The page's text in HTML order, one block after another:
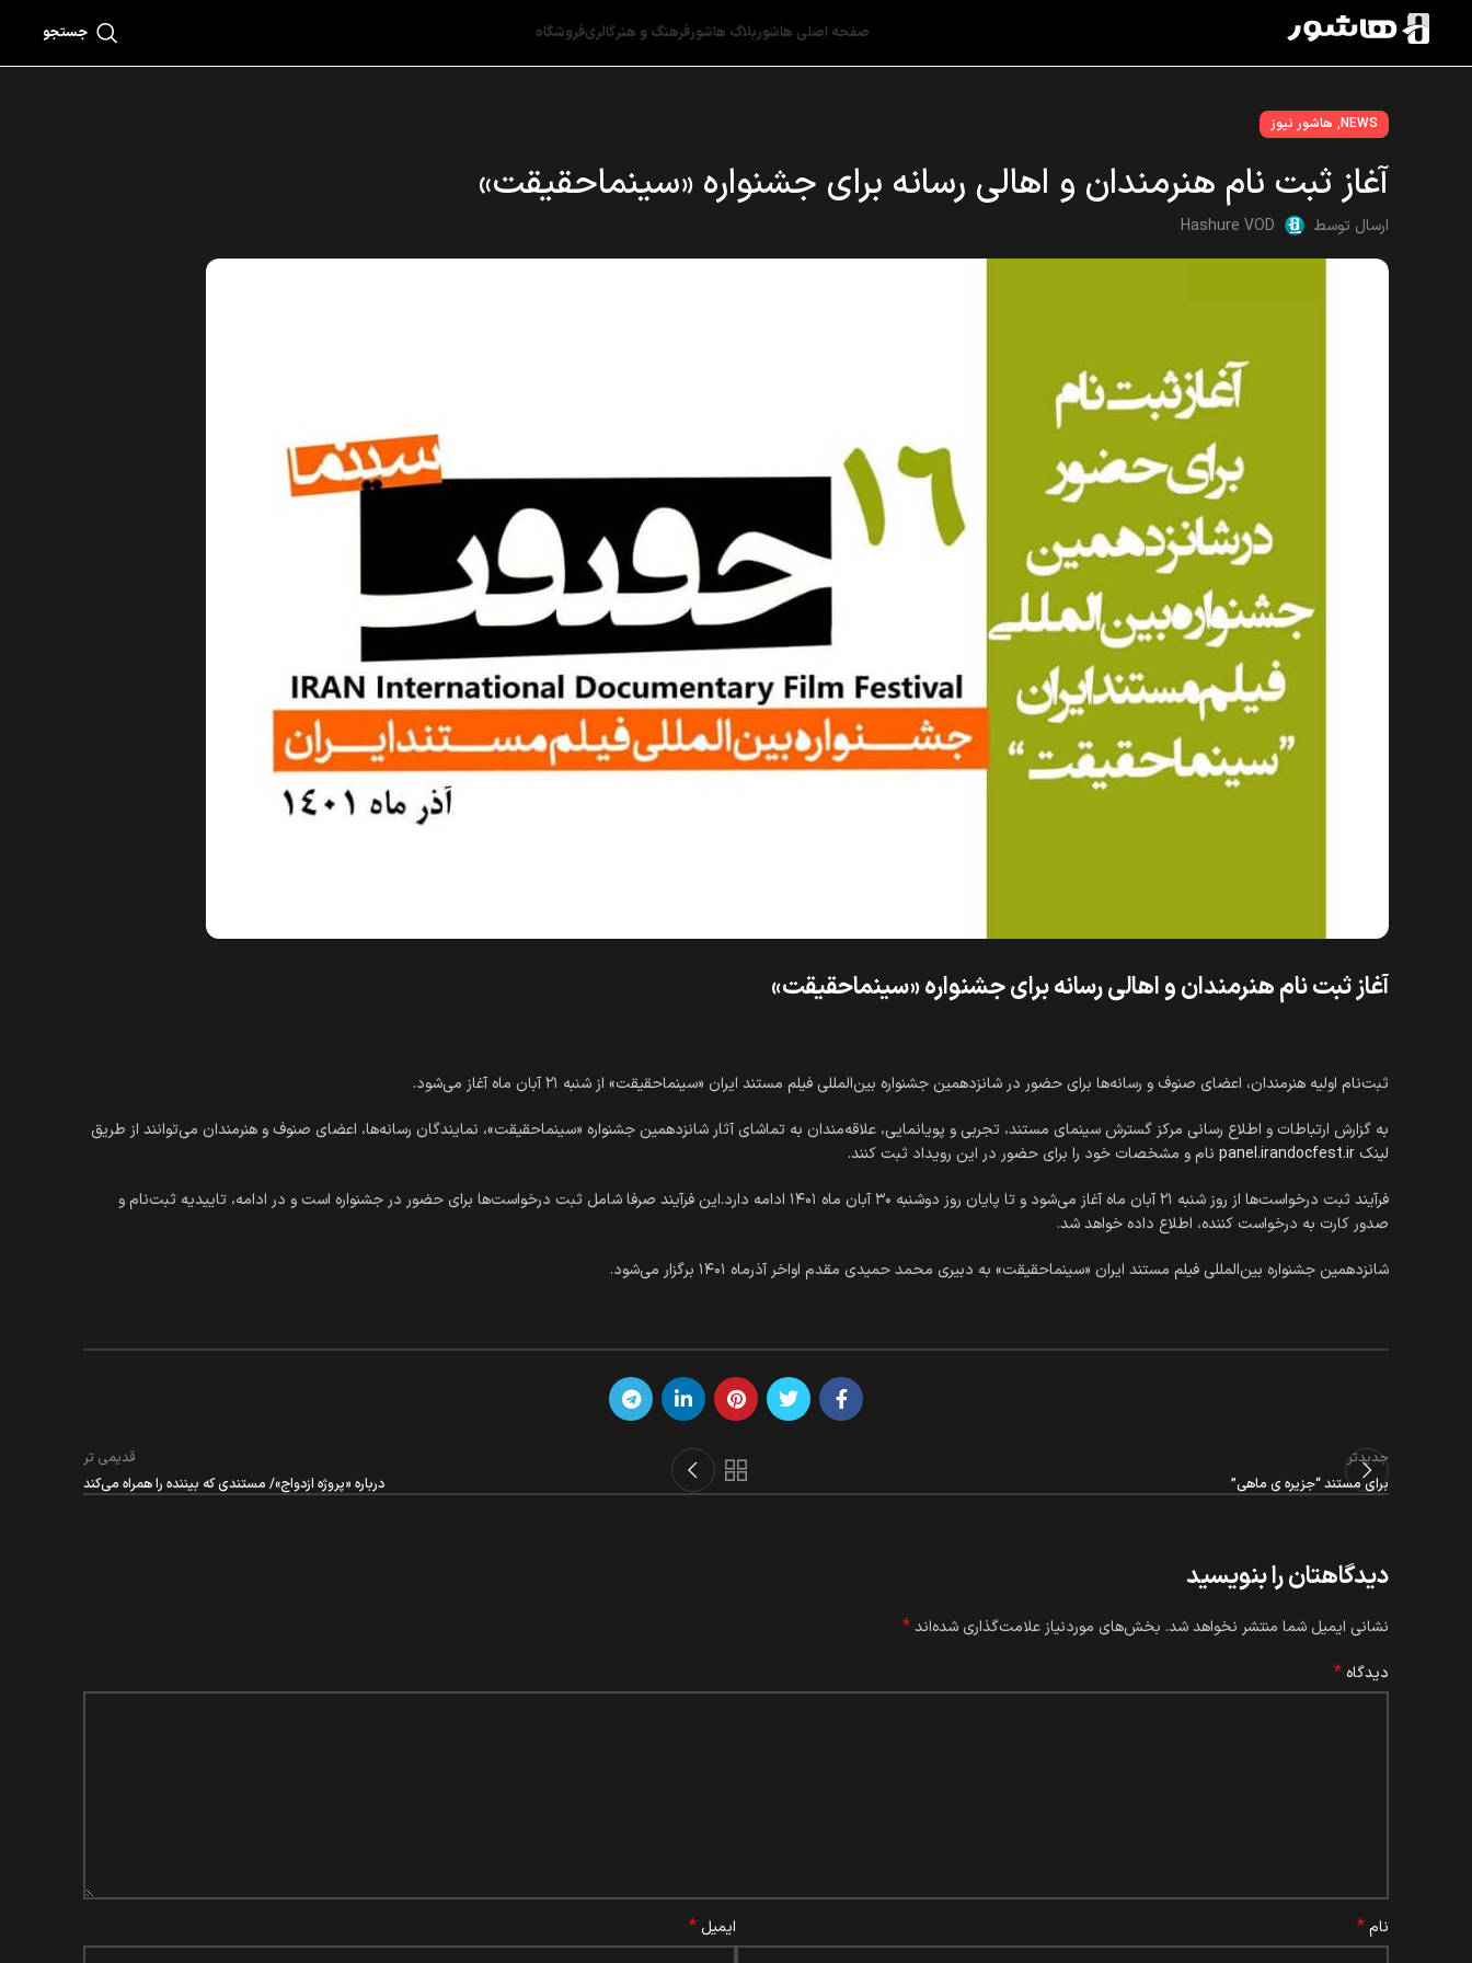
صفحه اصلی هاشوربلاگ هاشورفرهنگ و هنرگالریفروشگاه جستجو
NEWS
, هاشور نیوز
آغاز ثبت نام هنرمندان و اهالی رسانه برای جشنواره «سینماحقیقت»
ارسال توسط Hashure VOD
آغاز ثبت نام هنرمندان و اهالی رسانه برای جشنواره «سینماحقیقت»
ثبت‌نام اولیه هنرمندان، اعضای صنوف و رسانه‌ها برای حضور در شانزدهمین جشنواره بین‌المللی فیلم مستند ایران «سینماحقیقت» از شنبه ۲۱ آبان ماه آغاز می‌شود.
به گزارش ارتباطات و اطلاع رسانی مرکز گسترش سینمای مستند، تجربی و پویانمایی، علاقه‌مندان به تماشای آثار شانزدهمین جشنواره «سینماحقیقت»، نمایندگان رسانه‌ها، اعضای صنوف و هنرمندان می‌توانند از طریق
لینک panel.irandocfest.ir نام و مشخصات خود را برای حضور در این رویداد ثبت کنند.
فرآیند ثبت‌ درخواست‌ها از روز شنبه ۲۱ آبان ماه آغاز می‌شود و تا پایان روز دوشنبه ۳۰ آبان ماه ۱۴۰۱ ادامه دارد.این فرآیند صرفا شامل ثبت درخواست‌ها برای حضور در جشنواره است و در ادامه، تاییدیه ثبت‌نام و
صدور کارت به درخواست کننده، اطلاع داده خواهد شد.
شانزدهمین جشنواره بین‌المللی فیلم مستند ایران «سینماحقیقت» به دبیری محمد حمیدی مقدم اواخر آذرماه ۱۴۰۱ برگزار می‌شود.
جدیدتر
برای مستند “جزیره ی ماهی”
قدیمی تر
درباره «پروژه ازدواج»/ مستندی که بیننده را همراه می‌کند
دیدگاهتان را بنویسید
نشانی ایمیل شما منتشر نخواهد شد. بخش‌های موردنیاز علامت‌گذاری شده‌اند*
دیدگاه *
نام* ایمیل *